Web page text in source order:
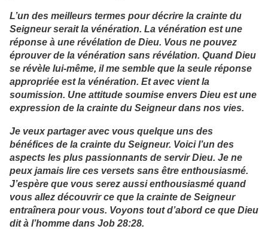
L’un des meilleurs termes pour décrire la crainte du
Seigneur serait la vénération. La vénération est une
réponse à une révélation de Dieu. Vous ne pouvez
éprouver de la vénération sans révélation. Quand Dieu
se révèle lui-même, il me semble que la seule réponse
appropriée est la vénération. Et avec vient la
soumission. Une attitude soumise envers Dieu est une
expression de la crainte du Seigneur dans nos vies.
Je veux partager avec vous quelque uns des
bénéfices de la crainte du Seigneur. Voici l’un des
aspects les plus passionnants de servir Dieu. Je ne
peux jamais lire ces versets sans être enthousiasmé.
J’espère que vous serez aussi enthousiasmé quand
vous allez découvrir ce que la crainte de Seigneur
entraînera pour vous. Voyons tout d’abord ce que Dieu
dit à l’homme dans Job 28:28.